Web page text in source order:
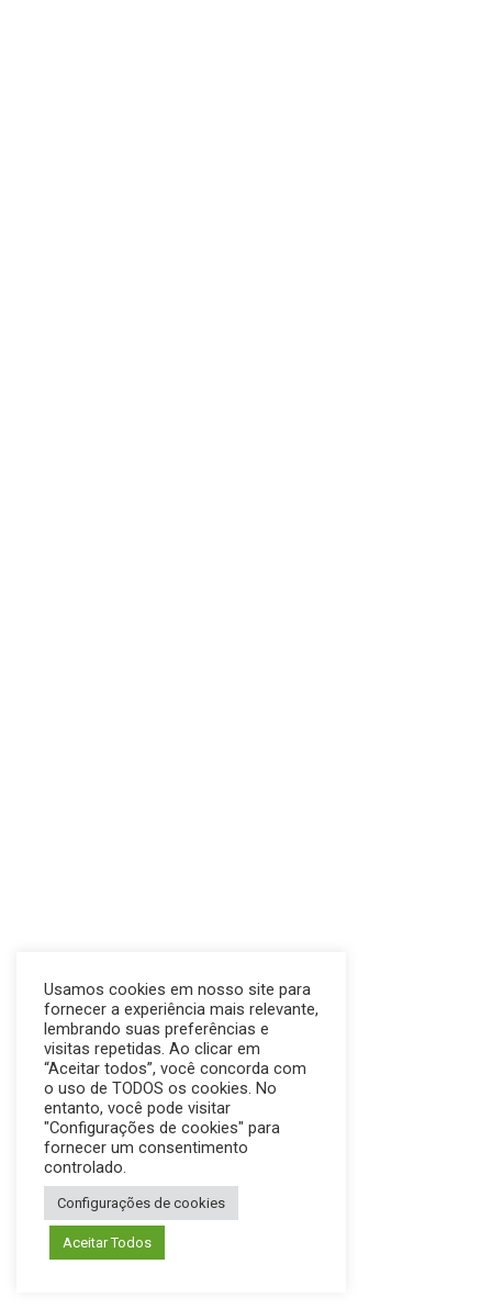
Usamos cookies em nosso site para
fornecer a experiência mais relevante,
lembrando suas preferências e
visitas repetidas. Ao clicar em
“Aceitar todos”, você concorda com
o uso de TODOS os cookies. No
entanto, você pode visitar
"Configurações de cookies" para
fornecer um consentimento
controlado.
Configurações de cookies
Aceitar Todos